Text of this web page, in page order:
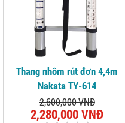
Thang nhôm rút đơn 4,4m
Nakata TY-614
2,600,000 VNĐ
2,280,000 VNĐ